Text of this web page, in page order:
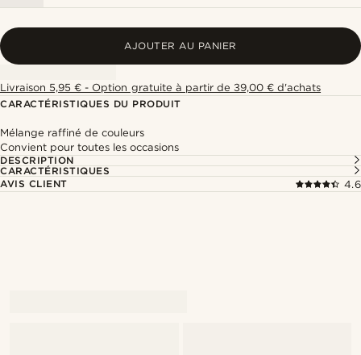
AJOUTER AU PANIER
Livraison 5,95 € - Option gratuite à partir de 39,00 € d'achats
CARACTÉRISTIQUES DU PRODUIT
Mélange raffiné de couleurs
Convient pour toutes les occasions
DESCRIPTION
CARACTÉRISTIQUES
AVIS CLIENT
4.6